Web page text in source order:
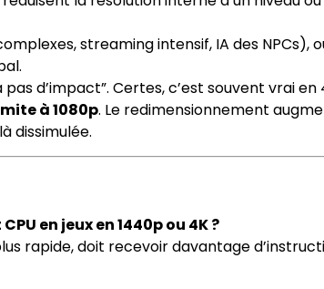
streaming intensif, IA des NPCs),
d’impact”. Certes, c’est souvent vrai en
à 1080p. Le redimensionnement
dissimulée.
en jeux en 1440p ou 4K ?
rapide, doit recevoir davantage